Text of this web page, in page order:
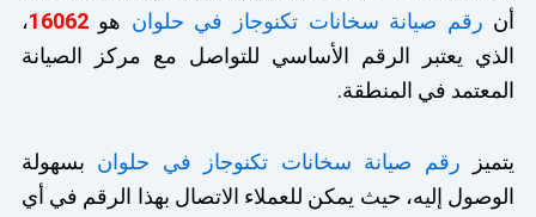
أن رقم صيانة سخانات تكنوجاز في حلوان هو16062،
الذي يعتبر الرقم الأساسي للتواصل مع مركز الصيانة
المعتمد في المنطقة.
يتميز رقم صيانة سخانات تكنوجاز في حلوان بسهولة
الوصول إليه، حيث يمكن للعملاء الاتصال بهذا الرقم في أي